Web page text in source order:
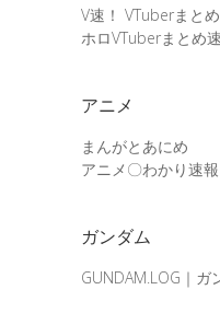
V速！ VTuberまと
ホロVTuberまとめ
アニメ
まんがとあにめ
アニメ〇わかり速報
ガンダム
GUNDAM.LOG｜